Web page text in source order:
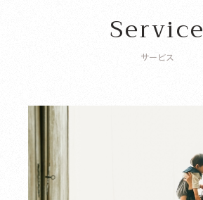
Service
サービス